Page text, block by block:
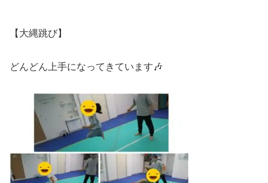
【大縄跳び】
どんどん上手になってきています🎶